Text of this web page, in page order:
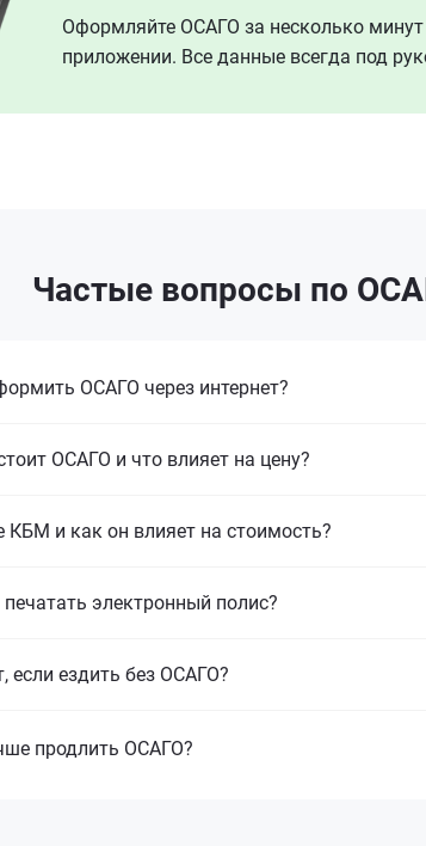
Оформляйте ОСАГО за несколько минут
приложении. Все данные всегда под
Частые вопросы по
ОСАГО через интернет?
ОСАГО и что влияет на цену?
КБМ и как он влияет на стоимость?
электронный полис?
если ездить без ОСАГО?
продлить ОСАГО?